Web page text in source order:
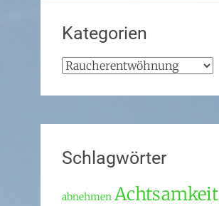
Kategorien
Kategorien
Schlagwörter
abnehmen Achtsamkeit